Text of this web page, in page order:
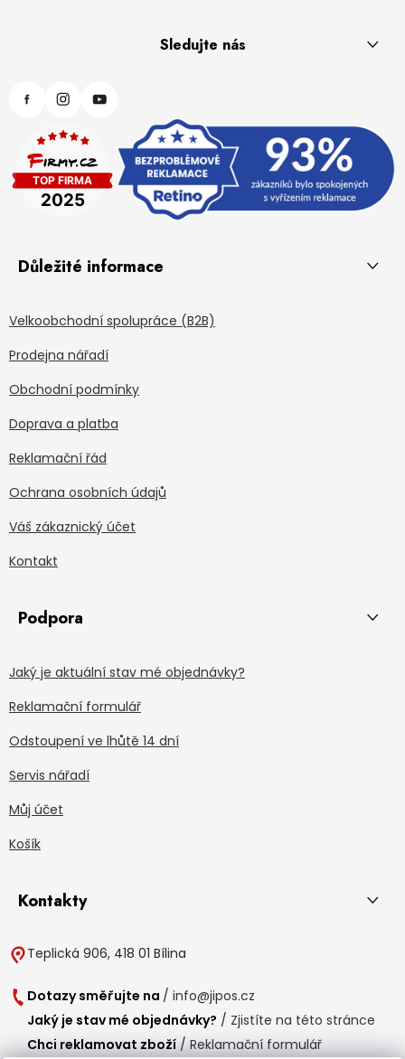
Sledujte nás
Důležité informace
Velkoobchodní spolupráce (B2B)
Prodejna nářadí
Obchodní podmínky
Doprava a platba
Reklamační řád
Ochrana osobních údajů
Váš zákaznický účet
Kontakt
Podpora
Jaký je aktuální stav mé objednávky?
Reklamační formulář
Odstoupení ve lhůtě 14 dní
Servis nářadí
Můj účet
Košík
Kontakty
Teplická 906, 418 01 Bílina
Dotazy směřujte na / info@jipos.cz
Jaký je stav mé objednávky? / Zjistíte na této stránce
Chci reklamovat zboží / Reklamační formulář